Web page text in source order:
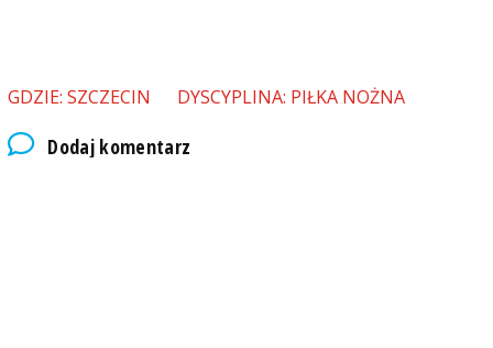
GDZIE: SZCZECIN DYSCYPLINA: PIŁKA NOŻNA
Dodaj komentarz